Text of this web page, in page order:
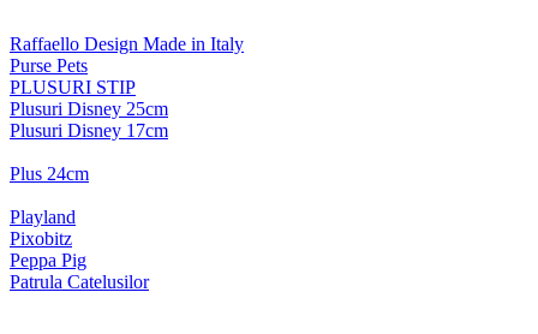
Raffaello Design Made in Italy
Purse Pets
PLUSURI STIP
Plusuri Disney 25cm
Plusuri Disney 17cm
Plus 24cm
Playland
Pixobitz
Peppa Pig
Patrula Catelusilor